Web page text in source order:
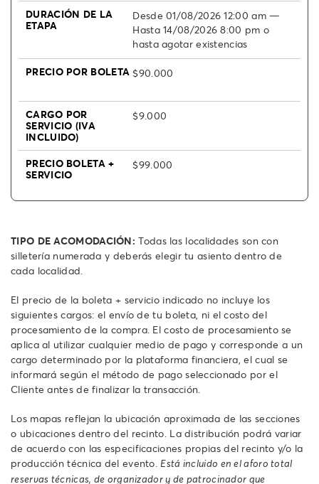
Desde 01/08/2026 12:00 am —
Hasta 14/08/2026 8:00 pm o
hasta agotar existencias
$90.000
$9.000
$99.000
TIPO DE ACOMODACIÓN: Todas las localidades son con
silletería numerada y deberás elegir tu asiento dentro de
cada localidad.
El precio de la boleta + servicio indicado no incluye los
siguientes cargos: el envío de tu boleta, ni el costo del
procesamiento de la compra. El costo de procesamiento se
aplica al utilizar cualquier medio de pago y corresponde a un
cargo determinado por la plataforma financiera, el cual se
informará según el método de pago seleccionado por el
Cliente antes de finalizar la transacción.
Los mapas reflejan la ubicación aproximada de las secciones
o ubicaciones dentro del recinto. La distribución podrá variar
de acuerdo con las especificaciones propias del recinto y/o la
producción técnica del evento. Está incluido en el aforo total
reservas técnicas, de organizador y de patrocinador que